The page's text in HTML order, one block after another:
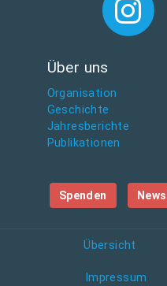
Über uns
Organisation
Geschichte
Jahresberichte
Publikationen
Spenden
Übersicht
Impressum